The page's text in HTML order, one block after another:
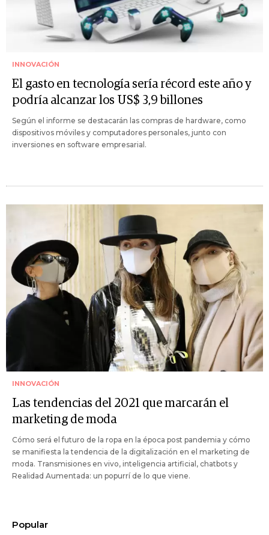
INNOVACIÓN
El gasto en tecnología sería récord este año y
podría alcanzar los US$ 3,9 billones
Según el informe se destacarán las compras de hardware, como
dispositivos móviles y computadores personales, junto con
inversiones en software empresarial.
INNOVACIÓN
Las tendencias del 2021 que marcarán el
marketing de moda
Cómo será el futuro de la ropa en la época post pandemia y cómo
se manifiesta la tendencia de la digitalización en el marketing de
moda. Transmisiones en vivo, inteligencia artificial, chatbots y
Realidad Aumentada: un popurrí de lo que viene.
Popular